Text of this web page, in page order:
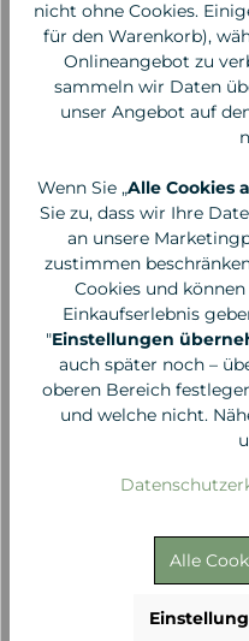
Alga Maris
Sonnencreme golden
getönt LSF 50, 50ml
24,90 €*
nicht ohne Cookies.
für den Warenkorb),
Onlineangebot zu
sammeln wir Daten
unser Angebot auf
Wenn Sie „Alle Cookies
Sie zu, dass wir Ihre
an unsere
zustimmen
Cookies und
Einkaufserlebnis
"Einstellungen
auch später noch –
oberen Bereich
und welche nicht.
Alle